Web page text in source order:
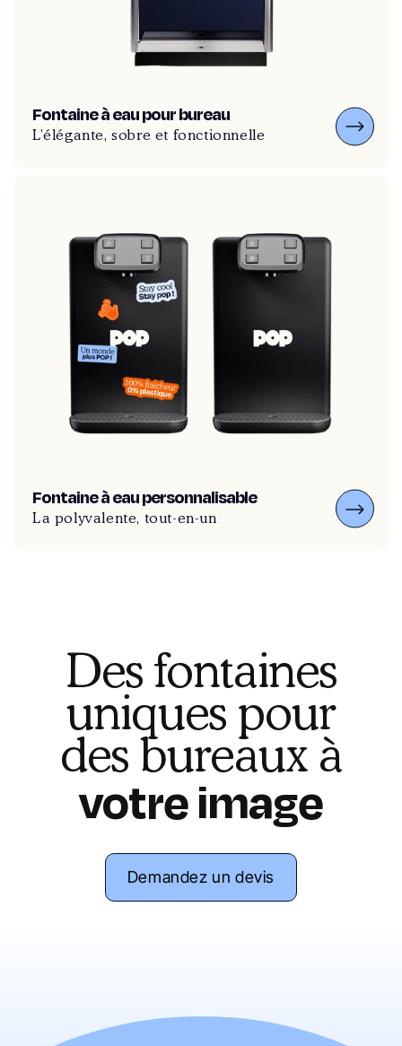
Fontaine à eau pour bureau
L’élégante, sobre et fonctionnelle
Fontaine à eau personnalisable
La polyvalente, tout-en-un
Des fontaines
uniques pour
des bureaux à
votre image
Demandez un devis